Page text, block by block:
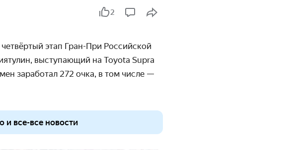
2
этап Гран-При Российской
выступающий на Toyota Supra
заработал 272 очка, в том числе —
и все-все новости